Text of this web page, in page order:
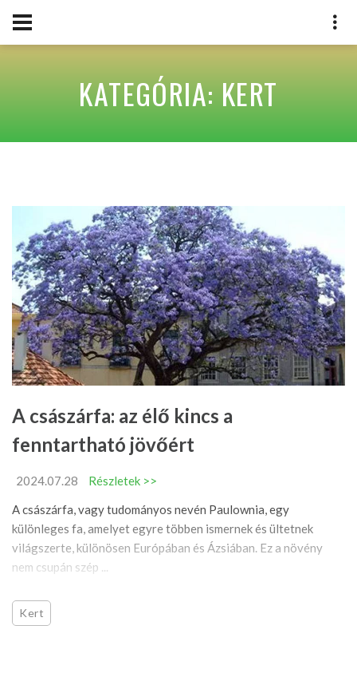
KATEGÓRIA: KERT
A császárfa: az élő kincs a
fenntartható jövőért
2024.07.28
Részletek >>
A császárfa, vagy tudományos nevén Paulownia, egy
különleges fa, amelyet egyre többen ismernek és ültetnek
világszerte, különösen Európában és Ázsiában. Ez a növény
nem csupán szép ...
Kert